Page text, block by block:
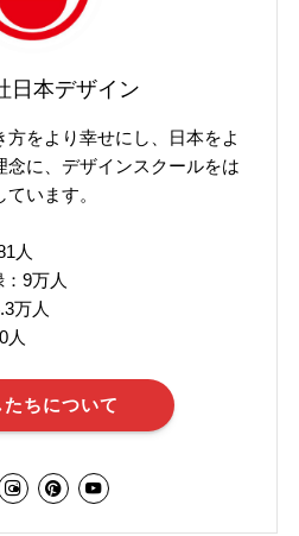
日本デザイン
方をより幸せにし、日本をよ
念に、デザインスクールをは
います。
人
9万人
万人
人
たちについて